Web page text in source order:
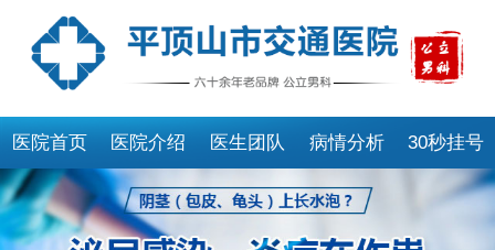
医院首页 医院介绍 医生团队 病情分析 30秒挂号